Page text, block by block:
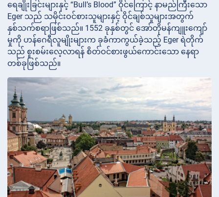
ရေချိုးခြင်းများနှင့် “Bull’s Blood” ဝိုင်ကြောင့် နာမည်ကြီးသော
Eger သည် သမိုင်းဝင်စားသူများနှင့် ဝိုင်ချစ်သူများအတွက်
နှစ်သက်စရာဖြစ်သည်။ 1552 ခုနှစ်တွင် အော်တိုမန်ကျူးကျော်
မှုကို ဟန်ဂေရီလူမျိုးများက ခုခံကာကွယ်ခဲ့သည့် Eger ရဲတိုက်
သည် စူးစမ်းလေ့လာရန် စိတ်ဝင်စားဖွယ်ကောင်းသော နေရာ
တစ်ခုဖြစ်သည်။